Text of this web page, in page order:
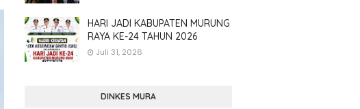
HARI JADI KABUPATEN MURUNG
RAYA KE-24 TAHUN 2026
Juli 31, 2026
DINKES MURA